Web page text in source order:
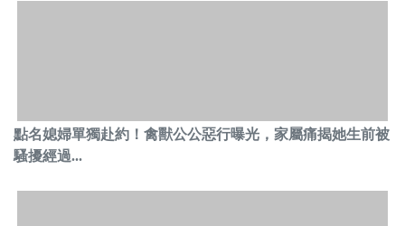
點名媳婦單獨赴約！禽獸公公惡行曝光，家屬痛揭她生前被
騷擾經過...